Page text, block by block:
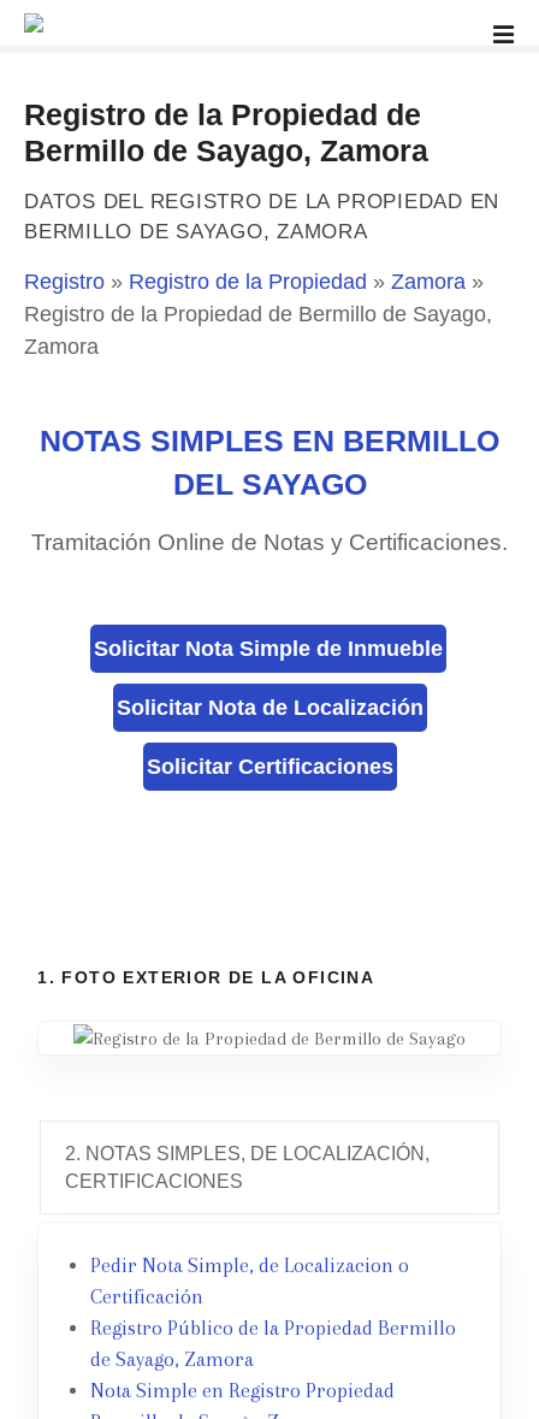
Registro de la Propiedad de
Bermillo de Sayago, Zamora
DATOS DEL REGISTRO DE LA PROPIEDAD EN
BERMILLO DE SAYAGO, ZAMORA
Registro » Registro de la Propiedad » Zamora »
Registro de la Propiedad de Bermillo de Sayago,
Zamora
NOTAS SIMPLES EN BERMILLO
DEL SAYAGO
Tramitación Online de Notas y Certificaciones.
Solicitar Nota Simple de Inmueble
Solicitar Nota de Localización
Solicitar Certificaciones
1. FOTO EXTERIOR DE LA OFICINA
2. NOTAS SIMPLES, DE LOCALIZACIÓN,
CERTIFICACIONES
Pedir Nota Simple, de Localizacion o
Certificación
Registro Público de la Propiedad Bermillo
de Sayago, Zamora
Nota Simple en Registro Propiedad